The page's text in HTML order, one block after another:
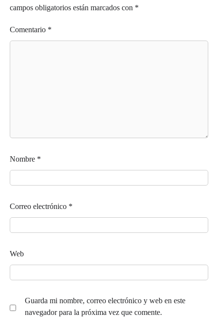
campos obligatorios están marcados con *
Comentario *
Nombre *
Correo electrónico *
Web
Guarda mi nombre, correo electrónico y web en este
navegador para la próxima vez que comente.